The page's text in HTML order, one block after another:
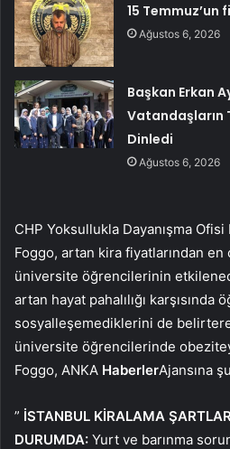
15
Ağustos 6, 2026
Başkan Erkan
Vatandaşların
Dinledi
Ağustos 6, 2026
CHP Yoksullukla Dayanışma
Foggo, artan kira fiyatlarından
üniversite öğrencilerinin
artan hayat pahalılığı karşısında
sosyalleşemediklerini de
üniversite öğrencilerinde
Foggo, ANKA HaberlerAjansına
” İSTANBUL KİRALAMA
DURUMDA: Yurt ve barınma